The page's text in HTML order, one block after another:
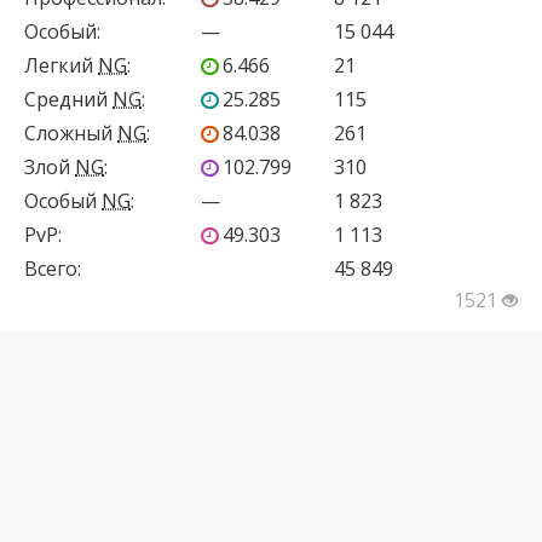
Особый: —
15 044
Легкий NG: 6.466
21
Средний NG: 25.285
115
Сложный NG: 84.038
261
Злой NG: 102.799
310
Особый NG: —
1 823
PvP: 49.303
1 113
Всего:
45 849
1521